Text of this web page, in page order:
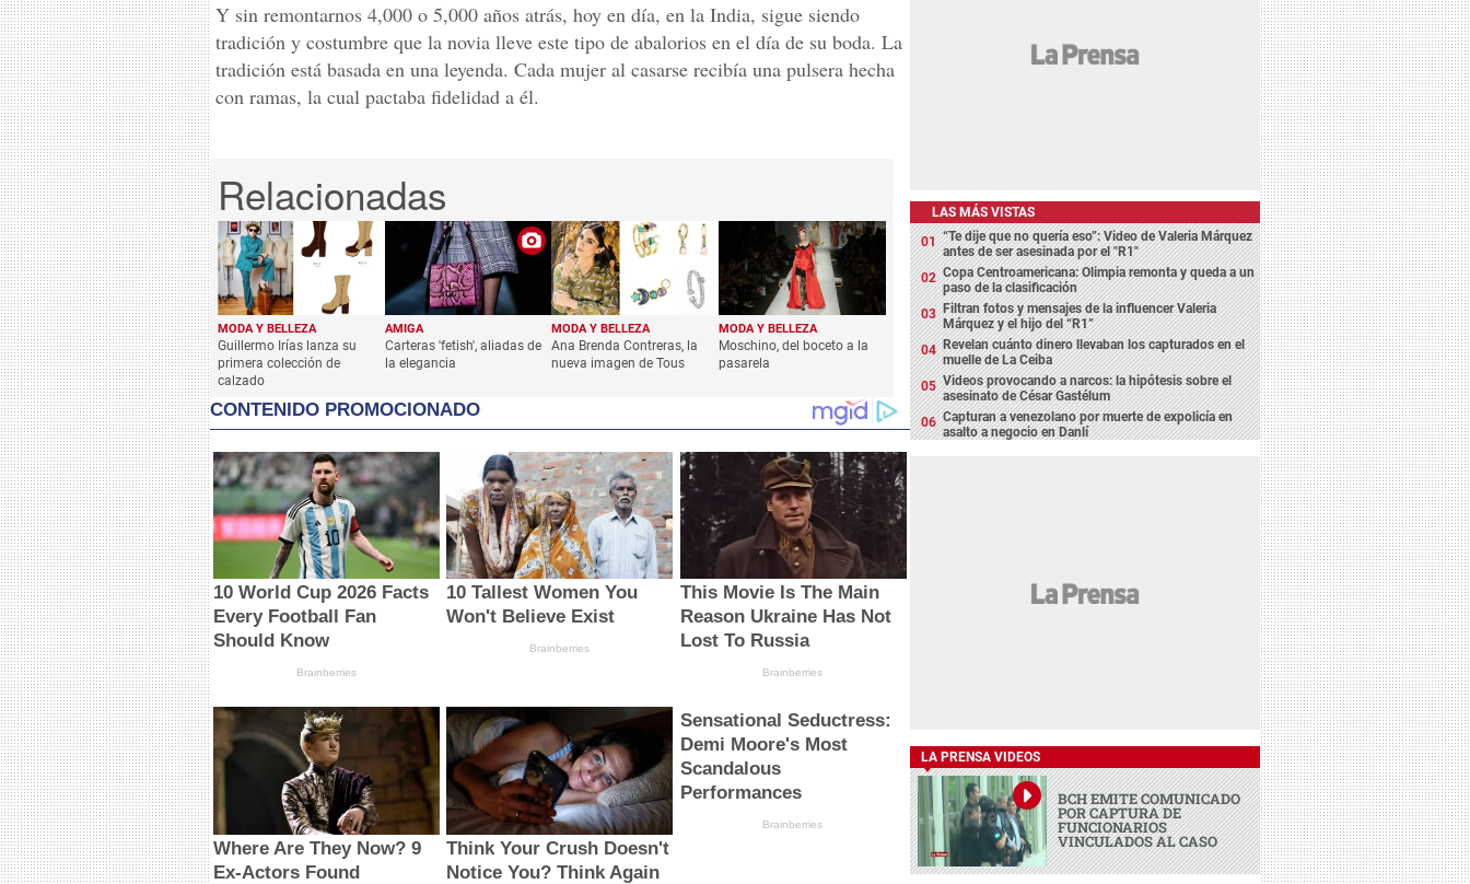
Y sin remontarnos 4,000 o 5,000 años atrás, hoy en día, en la India, sigue siendo
tradición y costumbre que la novia lleve este tipo de abalorios en el día de su boda. La
tradición está basada en una leyenda. Cada mujer al casarse recibía una pulsera hecha
con ramas, la cual pactaba fidelidad a él.
MODA Y BELLEZA
Guillermo Irías lanza su
primera colección de
calzado
AMIGA
Carteras 'fetish', aliadas de
la elegancia
MODA Y BELLEZA
Ana Brenda Contreras, la
nueva imagen de Tous
MODA Y BELLEZA
Moschino, del boceto a la
pasarela
CONTENIDO PROMOCIONADO
10 World Cup 2026 Facts
Every Football Fan
Should Know
Brainberries
10 Tallest Women You
Won't Believe Exist
Brainberries
This Movie Is The Main
Reason Ukraine Has Not
Lost To Russia
Brainberries
Where Are They Now? 9
Ex-Actors Found
Think Your Crush Doesn't
Notice You? Think Again
Sensational Seductress:
Demi Moore's Most
Scandalous
Performances
Brainberries
LAS MÁS VISTAS
“Te dije que no quería eso”: Video de Valeria Márquez
antes de ser asesinada por el "R1"
Copa Centroamericana: Olimpia remonta y queda a un
paso de la clasificación
Filtran fotos y mensajes de la influencer Valeria
Márquez y el hijo del “R1”
Revelan cuánto dinero llevaban los capturados en el
muelle de La Ceiba
Videos provocando a narcos: la hipótesis sobre el
asesinato de César Gastélum
Capturan a venezolano por muerte de expolicía en
asalto a negocio en Danlí
LA PRENSA VIDEOS
BCH EMITE COMUNICADO
POR CAPTURA DE
FUNCIONARIOS
VINCULADOS AL CASO